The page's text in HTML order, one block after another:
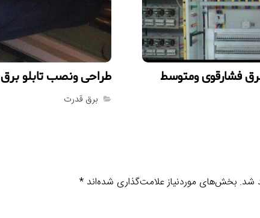
فشارقوى ومتوسط طراحى ونصب تابلو برق
برق قدرت
شد. بخش‌های موردنیاز علامت‌گذاری شده‌اند*